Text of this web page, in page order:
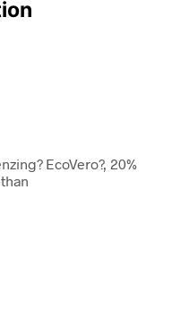
EcoVero?, 20%